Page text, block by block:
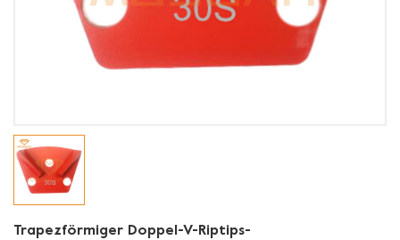
Trapezförmiger Doppel-V-Riptips-